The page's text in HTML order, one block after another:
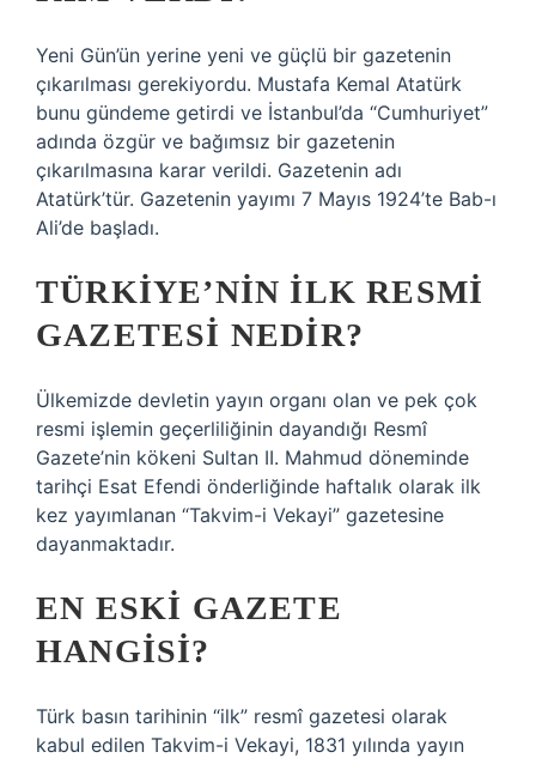
Yeni Gün’ün yerine yeni ve güçlü bir gazetenin
çıkarılması gerekiyordu. Mustafa Kemal Atatürk
bunu gündeme getirdi ve İstanbul’da “Cumhuriyet”
adında özgür ve bağımsız bir gazetenin
çıkarılmasına karar verildi. Gazetenin adı
Atatürk’tür. Gazetenin yayımı 7 Mayıs 1924’te Bab-ı
Ali’de başladı.
TÜRKIYE’NIN ILK RESMI
GAZETESI NEDIR?
Ülkemizde devletin yayın organı olan ve pek çok
resmi işlemin geçerliliğinin dayandığı Resmî
Gazete’nin kökeni Sultan II. Mahmud döneminde
tarihçi Esat Efendi önderliğinde haftalık olarak ilk
kez yayımlanan “Takvim-i Vekayi” gazetesine
dayanmaktadır.
EN ESKI GAZETE
HANGISI?
Türk basın tarihinin “ilk” resmî gazetesi olarak
kabul edilen Takvim-i Vekayi, 1831 yılında yayın